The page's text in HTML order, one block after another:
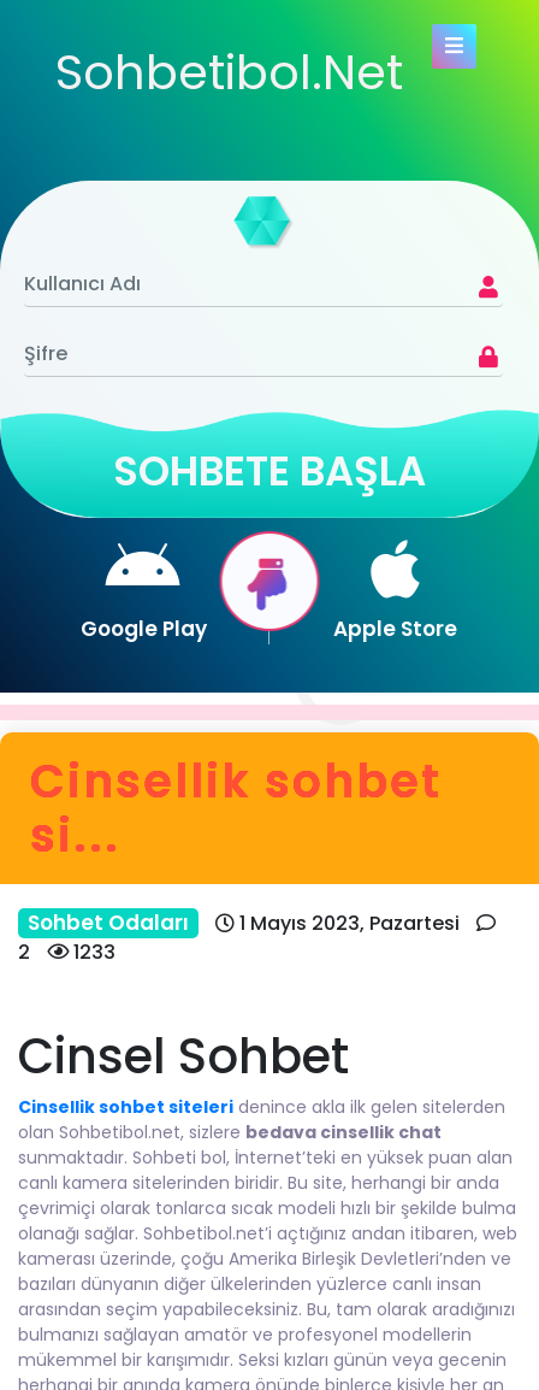
Sohbetibol.Net
SOHBETE BAŞLA
Google Play Apple Store
Cinsellik sohbet
si...
Sohbet Odaları
1 Mayıs 2023, Pazartesi
2
1233
Cinsel Sohbet
Cinsellik sohbet siteleri denince akla ilk gelen sitelerden
olan Sohbetibol.net, sizlere bedava cinsellik chat
sunmaktadır. Sohbeti bol, İnternet’teki en yüksek puan alan
canlı kamera sitelerinden biridir. Bu site, herhangi bir anda
çevrimiçi olarak tonlarca sıcak modeli hızlı bir şekilde bulma
olanağı sağlar. Sohbetibol.net’i açtığınız andan itibaren, web
kamerası üzerinde, çoğu Amerika Birleşik Devletleri’nden ve
bazıları dünyanın diğer ülkelerinden yüzlerce canlı insan
arasından seçim yapabileceksiniz. Bu, tam olarak aradığınızı
bulmanızı sağlayan amatör ve profesyonel modellerin
mükemmel bir karışımıdır. Seksi kızları günün veya gecenin
herhangi bir anında kamera önünde binlerce kişiyle her an